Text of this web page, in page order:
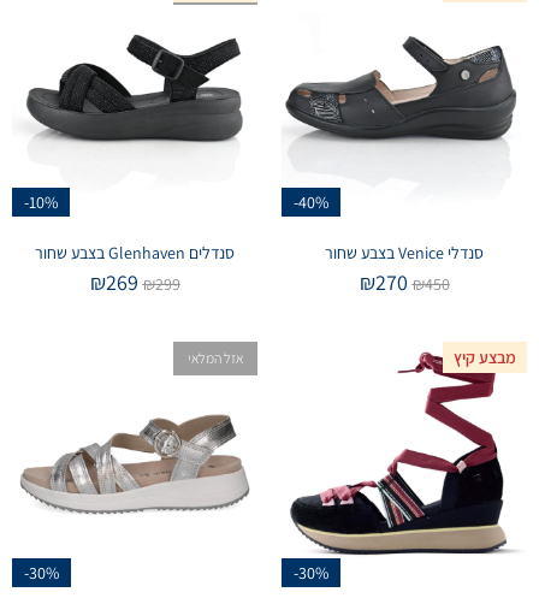
-40%
סנדלי Venice בצבע שחור
₪450
₪270
-10%
סנדלים Glenhaven בצבע שחור
₪299
₪269
מבצע קיץ
-30%
-30%
אזל המלאי